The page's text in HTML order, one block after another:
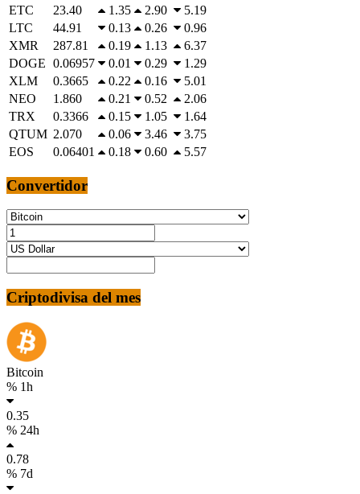
ETC
23.40 1.35 2.90
5.19
LTC
44.91 0.13 0.26
0.96
XMR
287.81 0.19 1.13
6.37
DOGE 0.06957 0.01 0.29
1.29
XLM
0.3665 0.22 0.16
5.01
NEO
1.860 0.21 0.52
2.06
TRX
0.3366 0.15 1.05
1.64
QTUM 2.070 0.06 3.46
3.75
EOS
0.06401 0.18 0.60 5.57
Convertidor
Criptodivisa del mes
Bitcoin
% 1h
0.35
% 24h
0.78
% 7d